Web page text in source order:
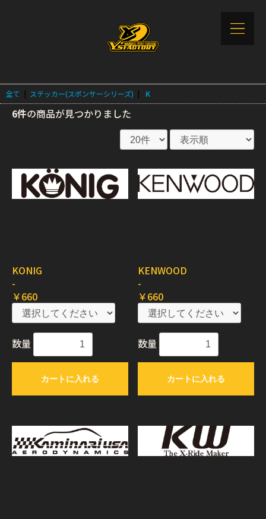
全て | ステッカー(スポンサーシリーズ) | K
6件の商品が見つかりました
KONIG
-
￥660
数量
カートに入れる
KENWOOD
-
￥660
数量
カートに入れる